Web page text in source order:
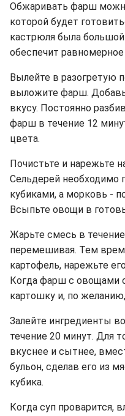
Обжаривать фарш
которой будет
кастрюля была
обеспечит равномерное
Вылейте в разогретую
выложите фарш.
вкусу. Постоянно
фарш в течение 12
цвета.
Почистьте и нарежьте
Сельдерей необходимо
кубиками, а морковь -
Всыпьте овощи в
Жарьте смесь в
перемешивая. Тем
картофель, нарежьте
Когда фарш с овощами
картошку и, по
Залейте ингредиенты
течение 20 минут. Для
вкуснее и сытнее,
бульон, сделав его из
кубика.
Когда суп проварится,